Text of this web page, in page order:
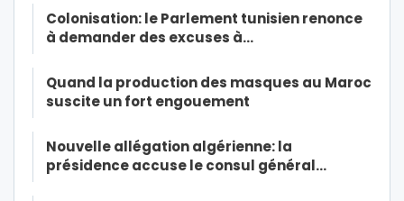
Colonisation: le Parlement tunisien renonce
à demander des excuses à…
Quand la production des masques au Maroc
suscite un fort engouement
Nouvelle allégation algérienne: la
présidence accuse le consul général…